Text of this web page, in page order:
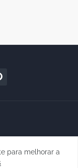
para melhorar a